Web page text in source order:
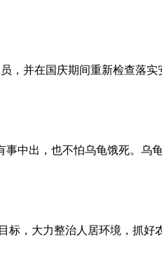
，并在国庆期间重新检查落
中出，也不怕乌龟饿死。乌
，大力整治人居环境，抓好